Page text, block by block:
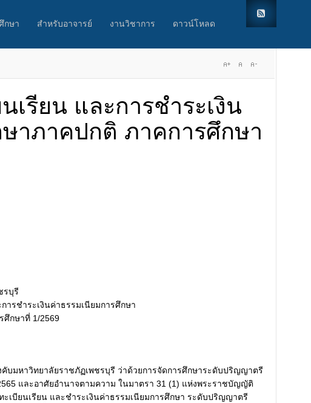
กษา สำหรับอาจารย์ งานวิชาการ ดาวน์โหลด
รียน และการชำระเงิน
าภาคปกติ ภาคการศึกษา
รบุรี
ารชำระเงินค่าธรรมเนียมการศึกษา
กษาที่ 1/2569
มหาวิทยาลัยราชภัฏเพชรบุรี ว่าด้วยการจัดการศึกษาระดับปริญญาตรี
และอาศัยอำนาจตามความ ในมาตรา 31 (1) แห่งพระราชบัญญัติ
เบียนเรียน และชำระเงินค่าธรรมเนียมการศึกษา ระดับปริญญาตรี